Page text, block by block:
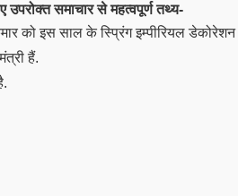
उपरोक्त समाचार से महत्वपूर्ण तथ्य-
को इस साल के स्प्रिंग इम्पीरियलडेकोरेशन
हैं.